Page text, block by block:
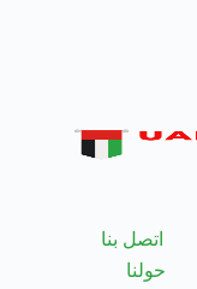
اتصل بنا
حولنا